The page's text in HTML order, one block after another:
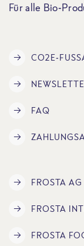
Für alle Bio-
CO2E-
FAQ
FROSTA AG
FROSTA
FROSTA